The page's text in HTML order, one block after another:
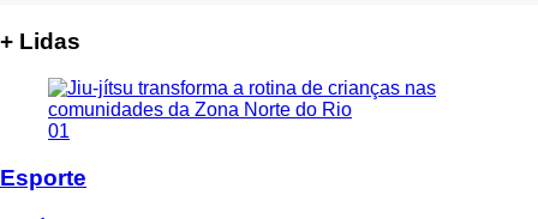
+ Lidas
01
Esporte